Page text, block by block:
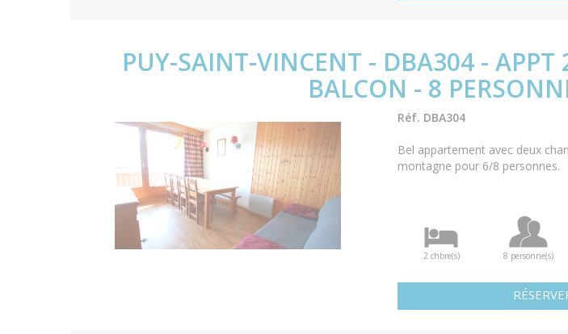
PUY-SAINT-VINCENT - DBA304 -
BALCON - 8
Réf. DBA304
Bel appartement avec deux
montagne pour 6/8 personnes.
2 chbre(s) 8 personne(s)